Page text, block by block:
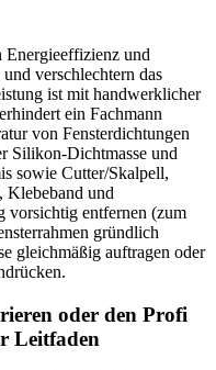
Energieeffizienz und
verschlechtern das
ist mit handwerklicher
ein Fachmann
von Fensterdichtungen
Silikon-Dichtmasse und
sowie Cutter/Skalpell,
Klebeband und
vorsichtig entfernen (zum
gründlich
gleichmäßig auftragen oder
oder den Profi
Leitfaden